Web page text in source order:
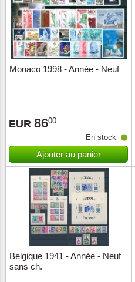
Monaco 1998 - Année - Neuf
EUR 8600
En stock
Ajouter au panier
Belgique 1941 - Année - Neuf
sans ch.